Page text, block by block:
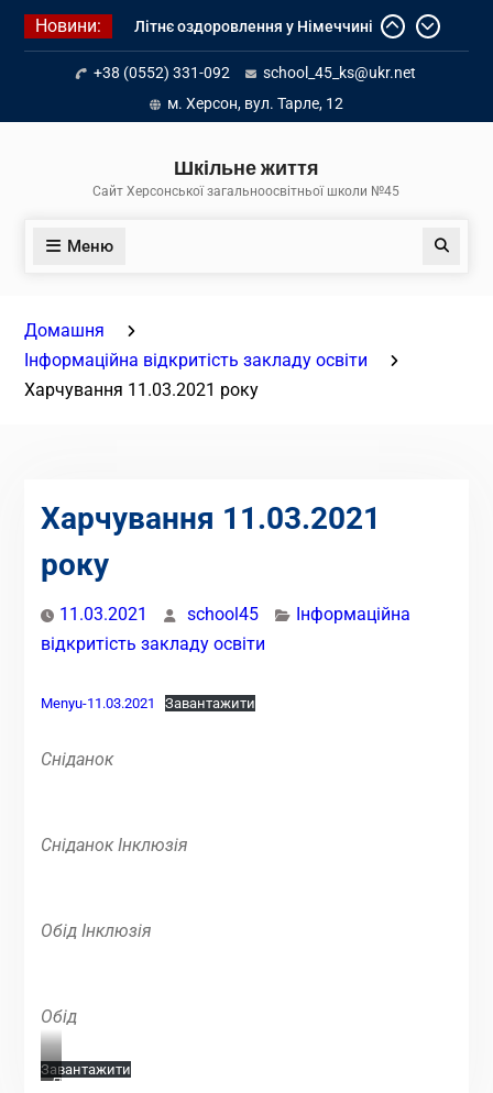
Перейти
Новини:
Літнє оздоровлення у Німеччині
Діалог з бізнесом
Інформація про вступ молоді з
тимчасово окупованих територій
до українських закладів освіти
+38 (0552) 331-092
school_45_ks@ukr.net
м. Херсон, вул. Тарле, 12
Шкільне життя
Сайт Херсонської загальноосвітньої школи №45
Меню Пошук
Домашня
Інформаційна відкритість закладу освіти
Харчування 11.03.2021 року
Харчування 11.03.2021
року
11.03.2021 school45
Інформаційна
відкритість закладу освіти
Menyu-11.03.2021 Завантажити
Сніданок
Сніданок Інклюзія
Обід Інклюзія
Обід
Завантажити
Полуденок